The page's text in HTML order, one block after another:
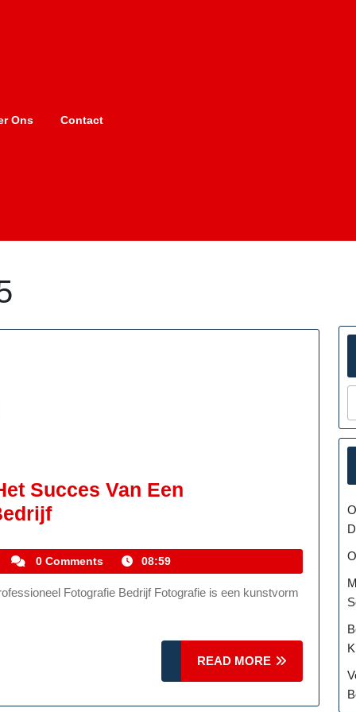
Ons Contact
Succes Van Een
De
Van
Fotografie:
Professioneel
kemmelhistoric
0 Comments 08:59
READ MORE
MORE